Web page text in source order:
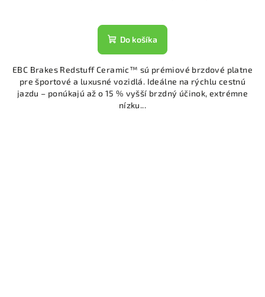
Do košíka
EBC Brakes Redstuff Ceramic™ sú prémiové brzdové platne
pre športové a luxusné vozidlá. Ideálne na rýchlu cestnú
jazdu – ponúkajú až o 15 % vyšší brzdný účinok, extrémne
nízku...